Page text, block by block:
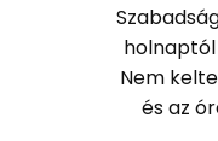
Nem
és az